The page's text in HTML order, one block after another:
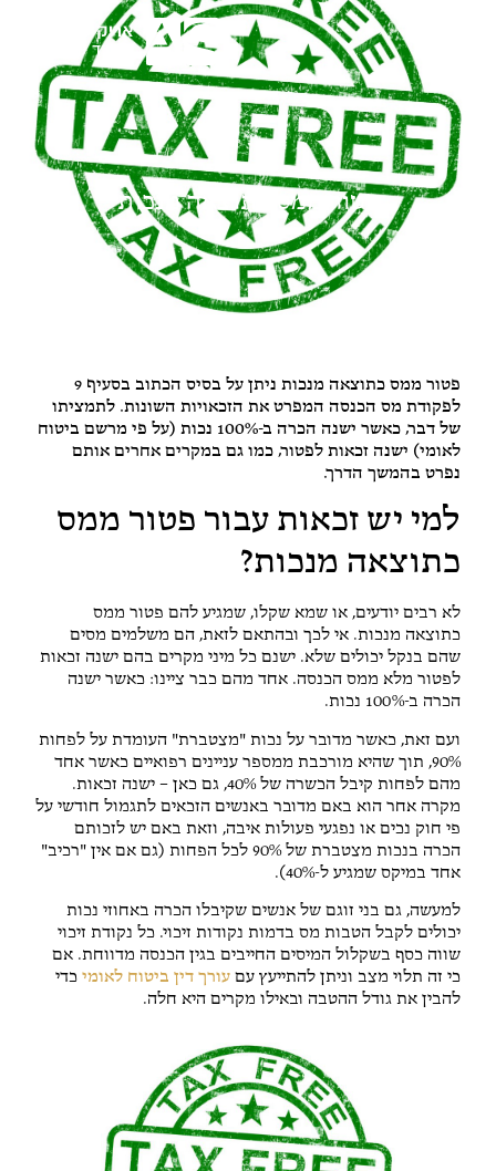
פטור ממס כתוצאה מנכות
פטור ממס כתוצאה מנכות ניתן על בסיס הכתוב בסעיף 9
לפקודת מס הכנסה המפרט את הזכאויות השונות. לתמציתו
של דבר, כאשר ישנה הכרה ב-100% נכות (על פי מרשם ביטוח
לאומי) ישנה זכאות לפטור, כמו גם במקרים אחרים אותם
נפרט בהמשך הדרך.
למי יש זכאות עבור פטור ממס
כתוצאה מנכות?
לא רבים יודעים, או שמא שקלו, שמגיע להם פטור ממס
כתוצאה מנכות. אי לכך ובהתאם לזאת, הם משלמים מסים
שהם בנקל יכולים שלא. ישנם כל מיני מקרים בהם ישנה זכאות
לפטור מלא ממס הכנסה. אחד מהם כבר ציינו: כאשר ישנה
הכרה ב-100% נכות.
ועם זאת, כאשר מדובר על נכות "מצטברת" העומדת על לפחות
90%, תוך שהיא מורכבת ממספר עניינים רפואיים כאשר אחד
מהם לפחות קיבל הכשרה של 40%, גם כאן – ישנה זכאות.
מקרה אחר הוא באם מדובר באנשים הזכאים לתגמול חודשי על
פי חוק נכים או נפגעי פעולות איבה, וזאת באם יש לזכותם
הכרה בנכות מצטברת של 90% לכל הפחות (גם אם אין "רכיב"
אחד במיקס שמגיע ל-40%).
למעשה, גם בני זוגם של אנשים שקיבלו הכרה באחוזי נכות
יכולים לקבל הטבות מס בדמות נקודות זיכוי. כל נקודת זיכוי
שווה כסף בשקלול המיסים החייבים בגין הכנסה מדווחת. אם
כי זה תלוי מצב וניתן להתייעץ עם עורך דין ביטוח לאומי כדי
להבין את גודל ההטבה ובאילו מקרים היא חלה.